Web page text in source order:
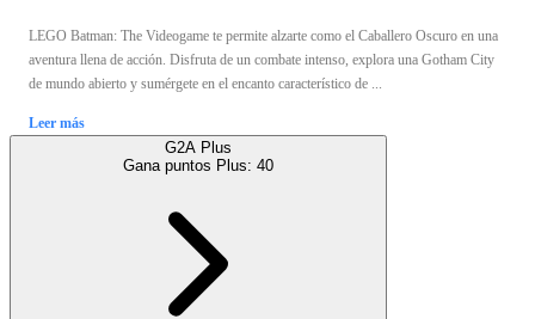
LEGO Batman: The Videogame te permite alzarte como el Caballero Oscuro en una
aventura llena de acción. Disfruta de un combate intenso, explora una Gotham City
de mundo abierto y sumérgete en el encanto característico de ...
Leer más
G2A Plus
Gana puntos Plus: 40